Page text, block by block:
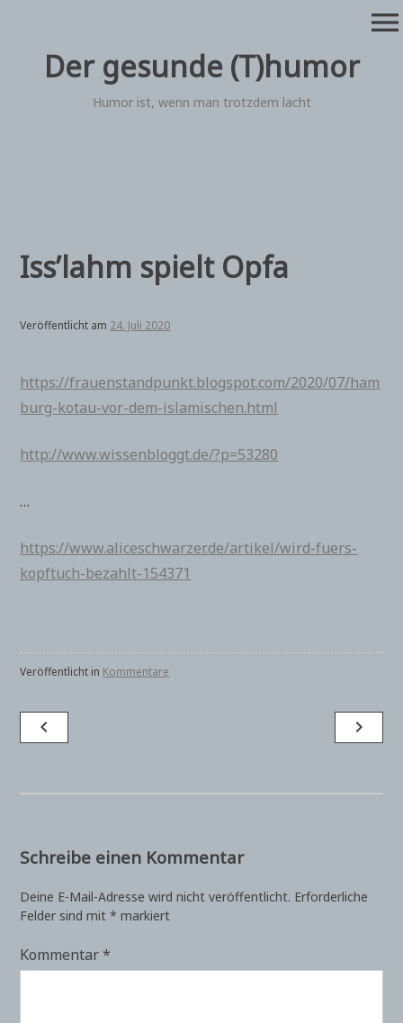
springenDer gesunde (T)humor
Humor ist, wenn man trotzdem lacht
menu
Iss’lahm spielt Opfa
Veröffentlicht am 24. Juli 2020
https://frauenstandpunkt.blogspot.com/2020/07/ham
burg-kotau-vor-dem-islamischen.html
http://www.wissenbloggt.de/?p=53280
…
https://www.aliceschwarzer.de/artikel/wird-fuers-
kopftuch-bezahlt-154371
Veröffentlicht in Kommentare
Beitragsnavigation
navigate_before navigate_next
Schreibe einen Kommentar
Deine E-Mail-Adresse wird nicht veröffentlicht. Erforderliche
Felder sind mit* markiert
Kommentar*